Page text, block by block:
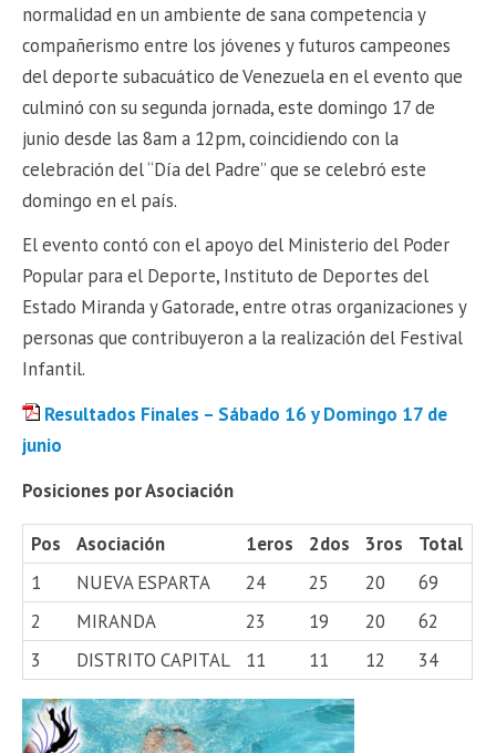
normalidad en un ambiente de sana competencia y
compañerismo entre los jóvenes y futuros campeones
del deporte subacuático de Venezuela en el evento que
culminó con su segunda jornada, este domingo 17 de
junio desde las 8am a 12pm, coincidiendo con la
celebración del “Día del Padre” que se celebró este
domingo en el país.
El evento contó con el apoyo del Ministerio del Poder
Popular para el Deporte, Instituto de Deportes del
Estado Miranda y Gatorade, entre otras organizaciones y
personas que contribuyeron a la realización del Festival
Infantil.
Resultados Finales – Sábado 16 y Domingo 17 de
junio
Posiciones por Asociación
Pos Asociación 1eros 2dos 3ros
Total
1
NUEVA ESPARTA 24 25 20
69
2
MIRANDA 23 19 20
62
3
DISTRITO CAPITAL 11 11 12 34